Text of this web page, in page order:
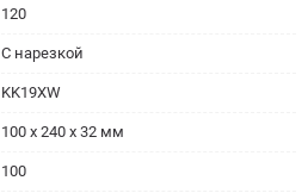
120
С нарезкой
KK19XW
100 x 240 x 32 мм
100